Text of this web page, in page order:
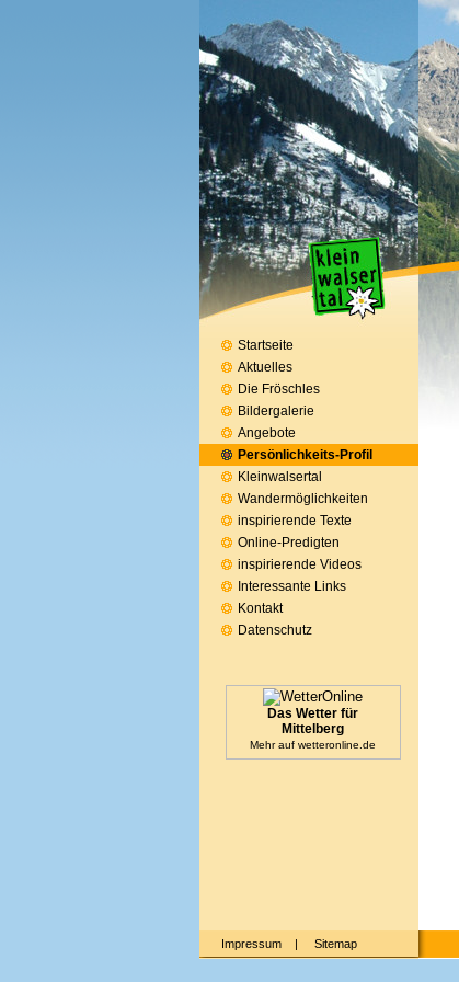
Startseite
Aktuelles
Die Fröschles
Bildergalerie
Angebote
Persönlichkeits-Profil
Kleinwalsertal
Wandermöglichkeiten
inspirierende Texte
Online-Predigten
inspirierende Videos
Interessante Links
Kontakt
Datenschutz
Das Wetter für
Mittelberg
Mehr auf wetteronline.de
Impressum | Sitemap